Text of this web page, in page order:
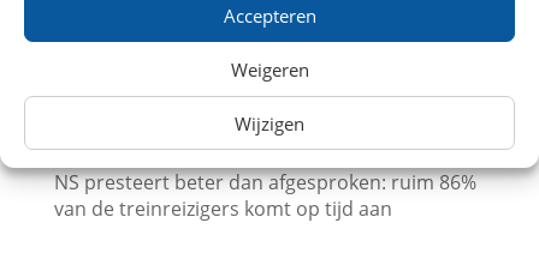
Accepteren
Weigeren
Wijzigen
Leuk dagje uit met kinderen? Trein
aanbiedingen in Augustus 2026
Museum met korting (augustus 2026)
Steeds meer Nederlanders kiezen de trein voor
een dagje uit
NS presteert beter dan afgesproken: ruim 86%
van de treinreizigers komt op tijd aan